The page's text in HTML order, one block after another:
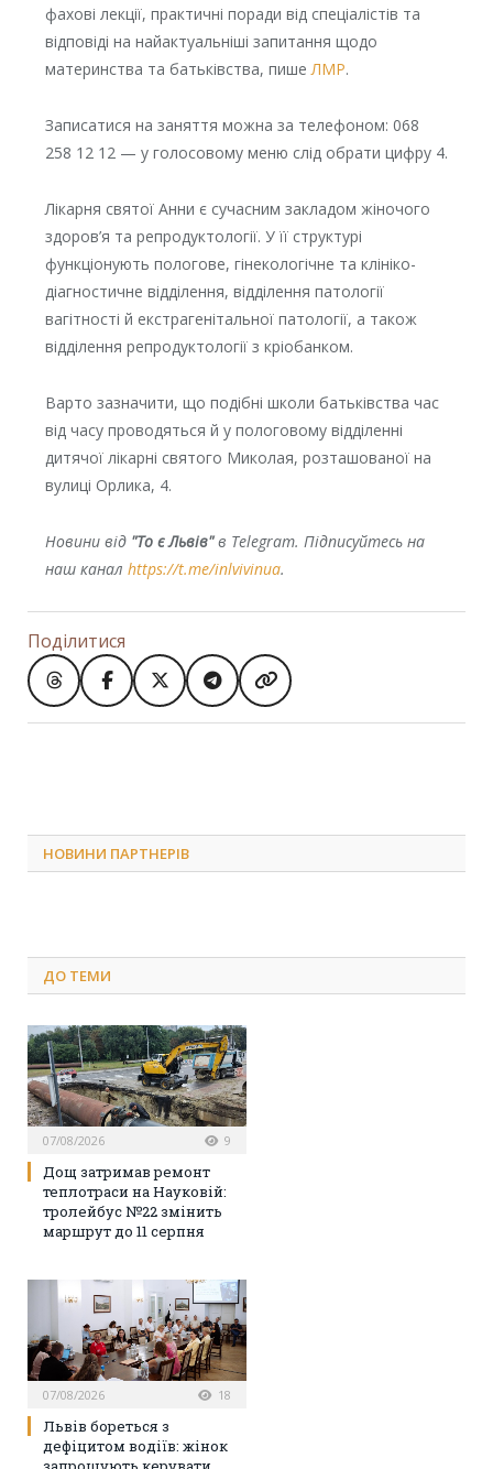
фахові лекції, практичні поради від спеціалістів та
відповіді на найактуальніші запитання щодо
материнства та батьківства, пишеЛМР.
Записатися на заняття можна за телефоном: 068
258 12 12 — у голосовому меню слід обрати цифру 4.
Лікарня святої Анни є сучасним закладом жіночого
здоров’я та репродуктології. У її структурі
функціонують пологове, гінекологічне та клініко-
діагностичне відділення, відділення патології
вагітності й екстрагенітальної патології, а також
відділення репродуктології з кріобанком.
Варто зазначити, що подібні школи батьківства час
від часу проводяться й у пологовому відділенні
дитячої лікарні святого Миколая, розташованої на
вулиці Орлика, 4.
Новини від "То є Львів"в Telegram. Підписуйтесь на
наш канал https://t.me/inlvivinua.
Поділитися
НОВИНИ ПАРТНЕРІВ
ДО ТЕМИ
07/08/2026 9
Дощ затримав ремонт
теплотраси на Науковій:
тролейбус №22 змінить
маршрут до 11 серпня
07/08/2026 18
Львів бореться з
дефіцитом водіїв: жінок